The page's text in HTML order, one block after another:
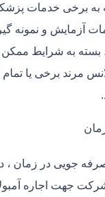
برخی خدمات
آزمایش و نمونه
، بسته به شرایط
مرند برخی یا تمام
جویی در زمان ،
جهت اجاره